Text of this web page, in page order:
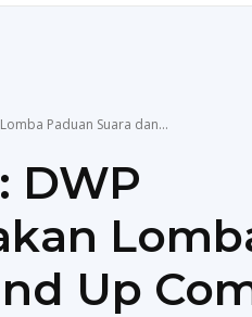
Paduan Suara dan...
DWP
Up